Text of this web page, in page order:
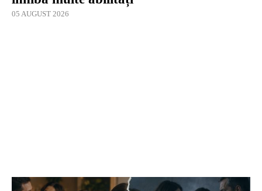
05 AUGUST 2026